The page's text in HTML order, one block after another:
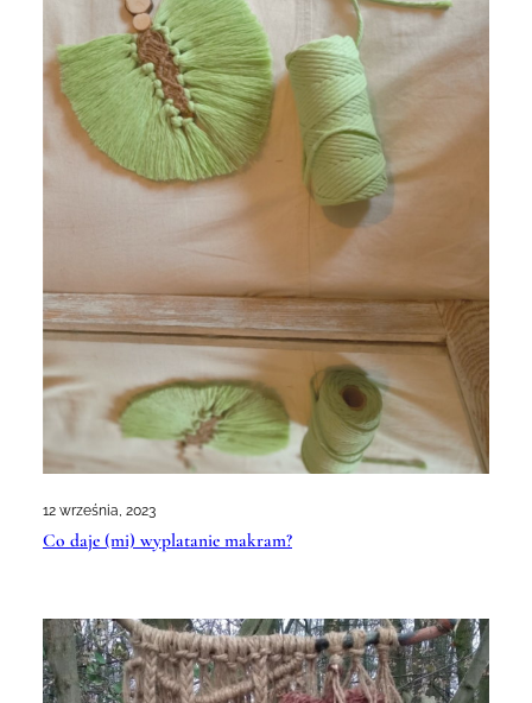
12 września, 2023
Co daje (mi) wyplatanie makram?